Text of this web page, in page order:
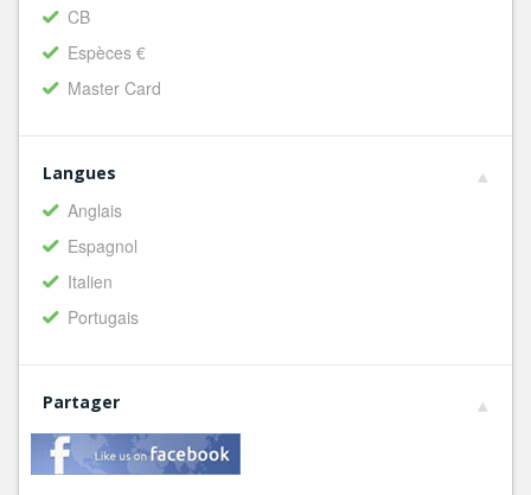
CB
Espèces €
Master Card
Langues
Anglais
Espagnol
Italien
Portugais
Partager